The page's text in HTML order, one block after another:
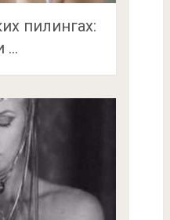
пилингах:
…